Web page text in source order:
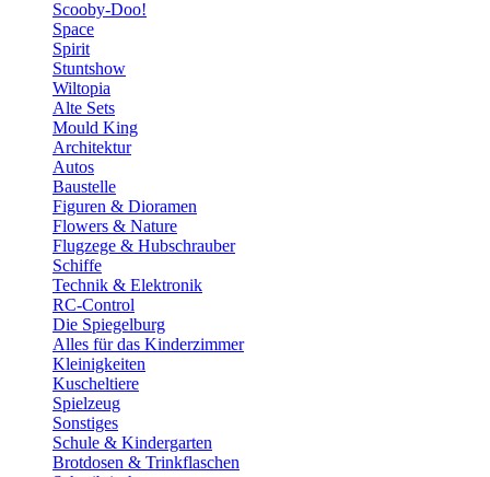
Scooby-Doo!
Space
Spirit
Stuntshow
Wiltopia
Alte Sets
Mould King
Architektur
Autos
Baustelle
Figuren & Dioramen
Flowers & Nature
Flugzege & Hubschrauber
Schiffe
Technik & Elektronik
RC-Control
Die Spiegelburg
Alles für das Kinderzimmer
Kleinigkeiten
Kuscheltiere
Spielzeug
Sonstiges
Schule & Kindergarten
Brotdosen & Trinkflaschen